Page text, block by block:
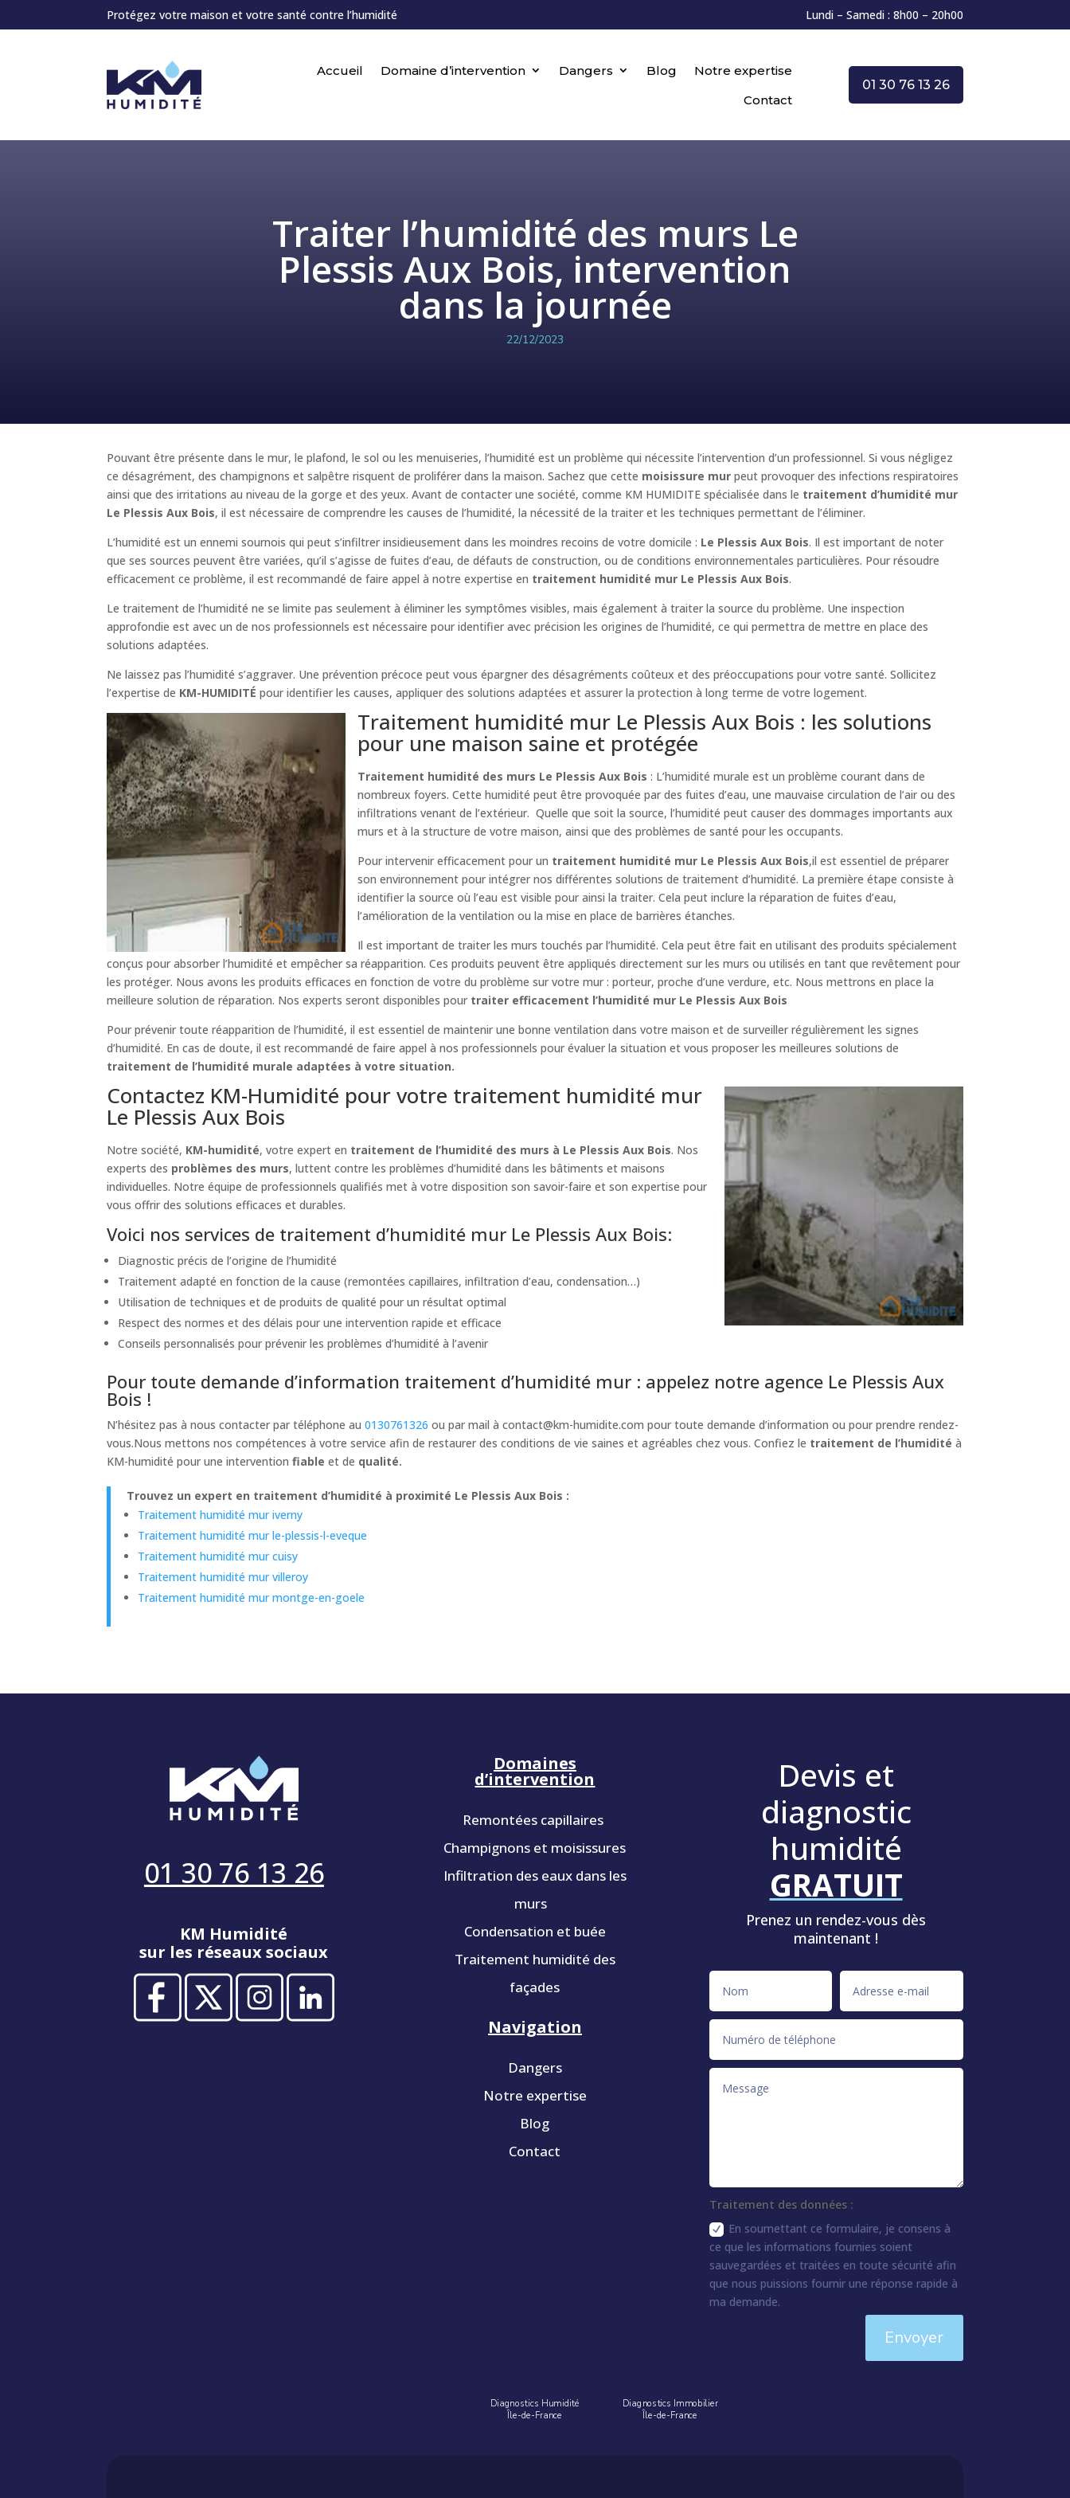
Protégez votre maison et votre santé contre l’humidité Lundi – Samedi : 8h00 – 20h00
Accueil Domaine d’intervention Dangers Blog
Notre expertise
Contact
01 30 76 13 26
Traiter l’humidité des murs Le
Plessis Aux Bois, intervention
dans la journée
22/12/2023
Pouvant être présente dans le mur, le plafond, le sol ou les menuiseries, l’humidité est un problème qui nécessite l’intervention d’un professionnel. Si vous négligez
ce désagrément, des champignons et salpêtre risquent de proliférer dans la maison. Sachez que cette moisissure mur peut provoquer des infections respiratoires
ainsi que des irritations au niveau de la gorge et des yeux. Avant de contacter une société, comme KM HUMIDITE spécialisée dans le traitement d’humidité mur
Le Plessis Aux Bois, il est nécessaire de comprendre les causes de l’humidité, la nécessité de la traiter et les techniques permettant de l’éliminer.
L’humidité est un ennemi sournois qui peut s’infiltrer insidieusement dans les moindres recoins de votre domicile : Le Plessis Aux Bois. Il est important de noter
que ses sources peuvent être variées, qu’il s’agisse de fuites d’eau, de défauts de construction, ou de conditions environnementales particulières. Pour résoudre
efficacement ce problème, il est recommandé de faire appel à notre expertise en traitement humidité mur Le Plessis Aux Bois.
Le traitement de l’humidité ne se limite pas seulement à éliminer les symptômes visibles, mais également à traiter la source du problème. Une inspection
approfondie est avec un de nos professionnels est nécessaire pour identifier avec précision les origines de l’humidité, ce qui permettra de mettre en place des
solutions adaptées.
Ne laissez pas l’humidité s’aggraver. Une prévention précoce peut vous épargner des désagréments coûteux et des préoccupations pour votre santé. Sollicitez
l’expertise de KM-HUMIDITÉ pour identifier les causes, appliquer des solutions adaptées et assurer la protection à long terme de votre logement.
Traitement humidité mur Le Plessis Aux Bois : les solutions
pour une maison saine et protégée
Traitement humidité des murs Le Plessis Aux Bois : L’humidité murale est un problème courant dans de
nombreux foyers. Cette humidité peut être provoquée par des fuites d’eau, une mauvaise circulation de l’air ou des
infiltrations venant de l’extérieur. Quelle que soit la source, l’humidité peut causer des dommages importants aux
murs et à la structure de votre maison, ainsi que des problèmes de santé pour les occupants.
Pour intervenir efficacement pour un traitement humidité mur Le Plessis Aux Bois,il est essentiel de préparer
son environnement pour intégrer nos différentes solutions de traitement d’humidité. La première étape consiste à
identifier la source où l’eau est visible pour ainsi la traiter. Cela peut inclure la réparation de fuites d’eau,
l’amélioration de la ventilation ou la mise en place de barrières étanches.
Il est important de traiter les murs touchés par l’humidité. Cela peut être fait en utilisant des produits spécialement
conçus pour absorber l’humidité et empêcher sa réapparition. Ces produits peuvent être appliqués directement sur les murs ou utilisés en tant que revêtement pour
les protéger. Nous avons les produits efficaces en fonction de votre du problème sur votre mur : porteur, proche d’une verdure, etc. Nous mettrons en place la
meilleure solution de réparation. Nos experts seront disponibles pour traiter efficacement l’humidité mur Le Plessis Aux Bois
Pour prévenir toute réapparition de l’humidité, il est essentiel de maintenir une bonne ventilation dans votre maison et de surveiller régulièrement les signes
d’humidité. En cas de doute, il est recommandé de faire appel à nos professionnels pour évaluer la situation et vous proposer les meilleures solutions de
traitement de l’humidité murale adaptées à votre situation.
Contactez KM-Humidité pour votre traitement humidité mur
Le Plessis Aux Bois
Notre société, KM-humidité, votre expert en traitement de l’humidité des murs à Le Plessis Aux Bois. Nos
experts des problèmes des murs, luttent contre les problèmes d’humidité dans les bâtiments et maisons
individuelles. Notre équipe de professionnels qualifiés met à votre disposition son savoir-faire et son expertise pour
vous offrir des solutions efficaces et durables.
Voici nos services de traitement d’humidité mur Le Plessis Aux Bois:
Diagnostic précis de l’origine de l’humidité
Traitement adapté en fonction de la cause (remontées capillaires, infiltration d’eau, condensation…)
Utilisation de techniques et de produits de qualité pour un résultat optimal
Respect des normes et des délais pour une intervention rapide et efficace
Conseils personnalisés pour prévenir les problèmes d’humidité à l’avenir
Pour toute demande d’information traitement d’humidité mur : appelez notre agence Le Plessis Aux
Bois !
N’hésitez pas à nous contacter par téléphone au0130761326 ou par mail àcontact@km-humidite.com pour toute demande d’information ou pour prendre rendez-
vous.Nous mettons nos compétences à votre service afin de restaurer des conditions de vie saines et agréables chez vous. Confiez le traitement de l’humidité à
KM-humidité pour une interventionfiable et de qualité.
Trouvez un expert en traitement d’humidité à proximité Le Plessis Aux Bois :
Traitement humidité mur iverny
Traitement humidité mur le-plessis-l-eveque
Traitement humidité mur cuisy
Traitement humidité mur villeroy
Traitement humidité mur montge-en-goele
01 30 76 13 26
KM Humidité
sur les réseaux sociaux
Domaines
d’intervention
Remontées capillaires
Champignons et moisissures
Infiltration des eaux dans les
murs
Condensation et buée
Traitement humidité des
façades
Navigation
Dangers
Notre expertise
Blog
Contact
Devis et
diagnostic
humidité
GRATUIT
Prenez un rendez-vous dès
maintenant !
Traitement des données :
En soumettant ce formulaire, je consens à
ce que les informations fournies soient
sauvegardées et traitées en toute sécurité afin
que nous puissions fournir une réponse rapide à
ma demande.
Envoyer
Diagnostics Humidité
Île-de-France
Diagnostics Immobilier
Île-de-France